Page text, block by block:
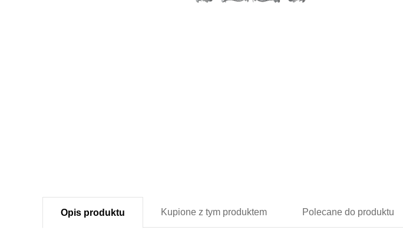
Opis produktu Kupione z tym produktem Polecane do produktu